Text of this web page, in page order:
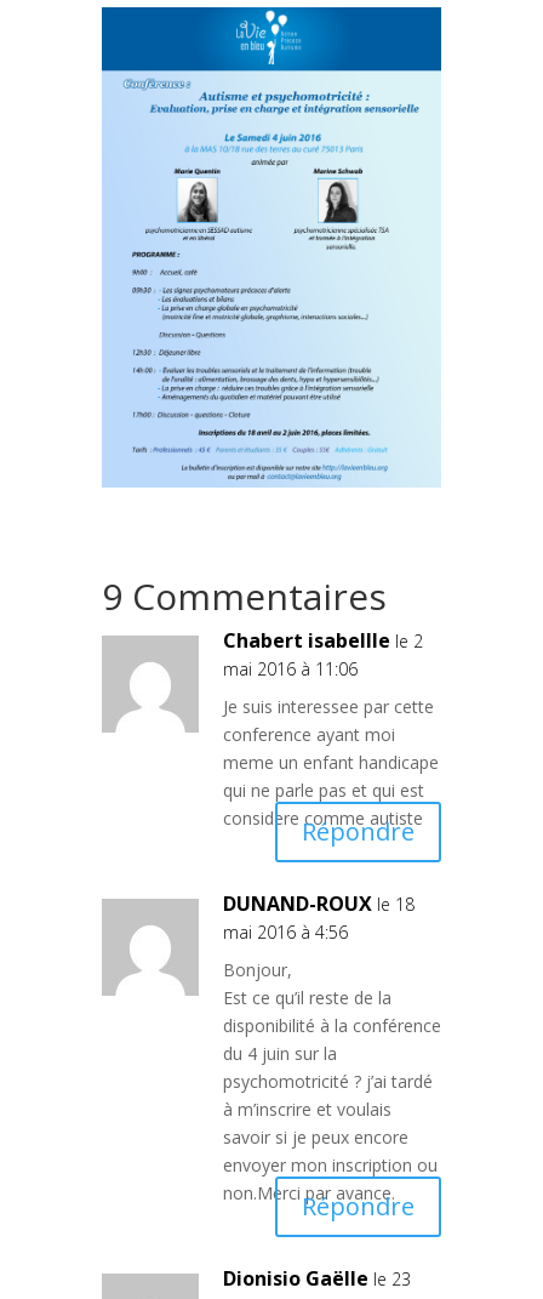
9 Commentaires
Chabert isabellle le 2
mai 2016 à 11:06
Je suis interessee par cette
conference ayant moi
meme un enfant handicape
qui ne parle pas et qui est
considere comme autiste
Répondre
DUNAND-ROUX le 18
mai 2016 à 4:56
Bonjour,
Est ce qu’il reste de la
disponibilité à la conférence
du 4 juin sur la
psychomotricité ? j’ai tardé
à m’inscrire et voulais
savoir si je peux encore
envoyer mon inscription ou
non.Merci par avance.
Répondre
Dionisio Gaëlle le 23